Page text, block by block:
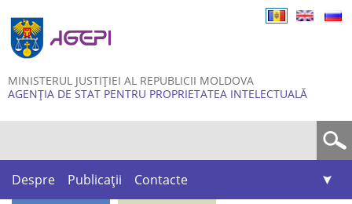
MINISTERUL JUSTIȚIEI AL REPUBLICII MOLDOVA
AGENȚIA DE STAT PENTRU PROPRIETATEA INTELECTUALĂ
Despre Publicații Contacte